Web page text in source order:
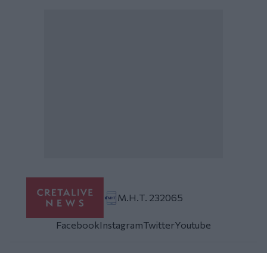
Μ.Η.Τ. 232065
FacebookInstagramTwitterYoutube